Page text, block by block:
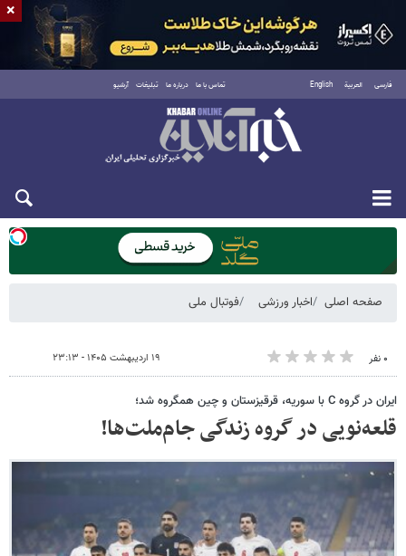
فارسی العربية English تماس با ما درباره ما تبلیغات آرشیو
یکشنبه ۱۸ مرداد ۱۴۰۵
صفحه اصلی اخبار ورزشی فوتبال ملی
۰ نفر ۱۹ اردیبهشت ۱۴۰۵ - ۲۳:۱۳
ایران در گروه C با سوریه، قرقیزستان و چین همگروه شد؛
قلعه‌نویی در گروه زندگی جام‌ملت‌ها!
×